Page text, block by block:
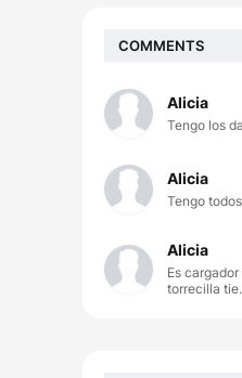
COMMENTS
Alicia
Tengo los
Alicia
Tengo
Alicia
Es
torrecilla